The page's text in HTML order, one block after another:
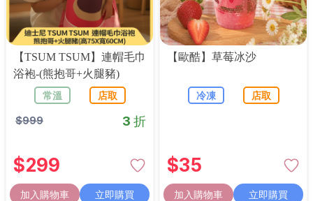
【TSUM TSUM】連帽毛巾
浴袍-(熊抱哥+火腿豬)
常溫
店取
$999 3 折
$299
加入購物車 立即購買
【歐酷】草莓冰沙
冷凍 店取
$35
加入購物車 立即購買